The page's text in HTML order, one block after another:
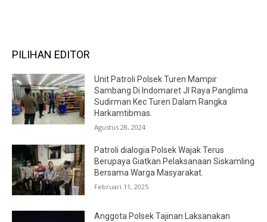
PILIHAN EDITOR
Unit Patroli Polsek Turen Mampir
Sambang Di Indomaret Jl Raya Panglima
Sudirman Kec Turen Dalam Rangka
Harkamtibmas.
Agustus 28, 2024
Patroli dialogia Polsek Wajak Terus
Berupaya Giatkan Pelaksanaan Siskamling
Bersama Warga Masyarakat.
Februari 11, 2025
Anggota Polsek Tajinan Laksanakan